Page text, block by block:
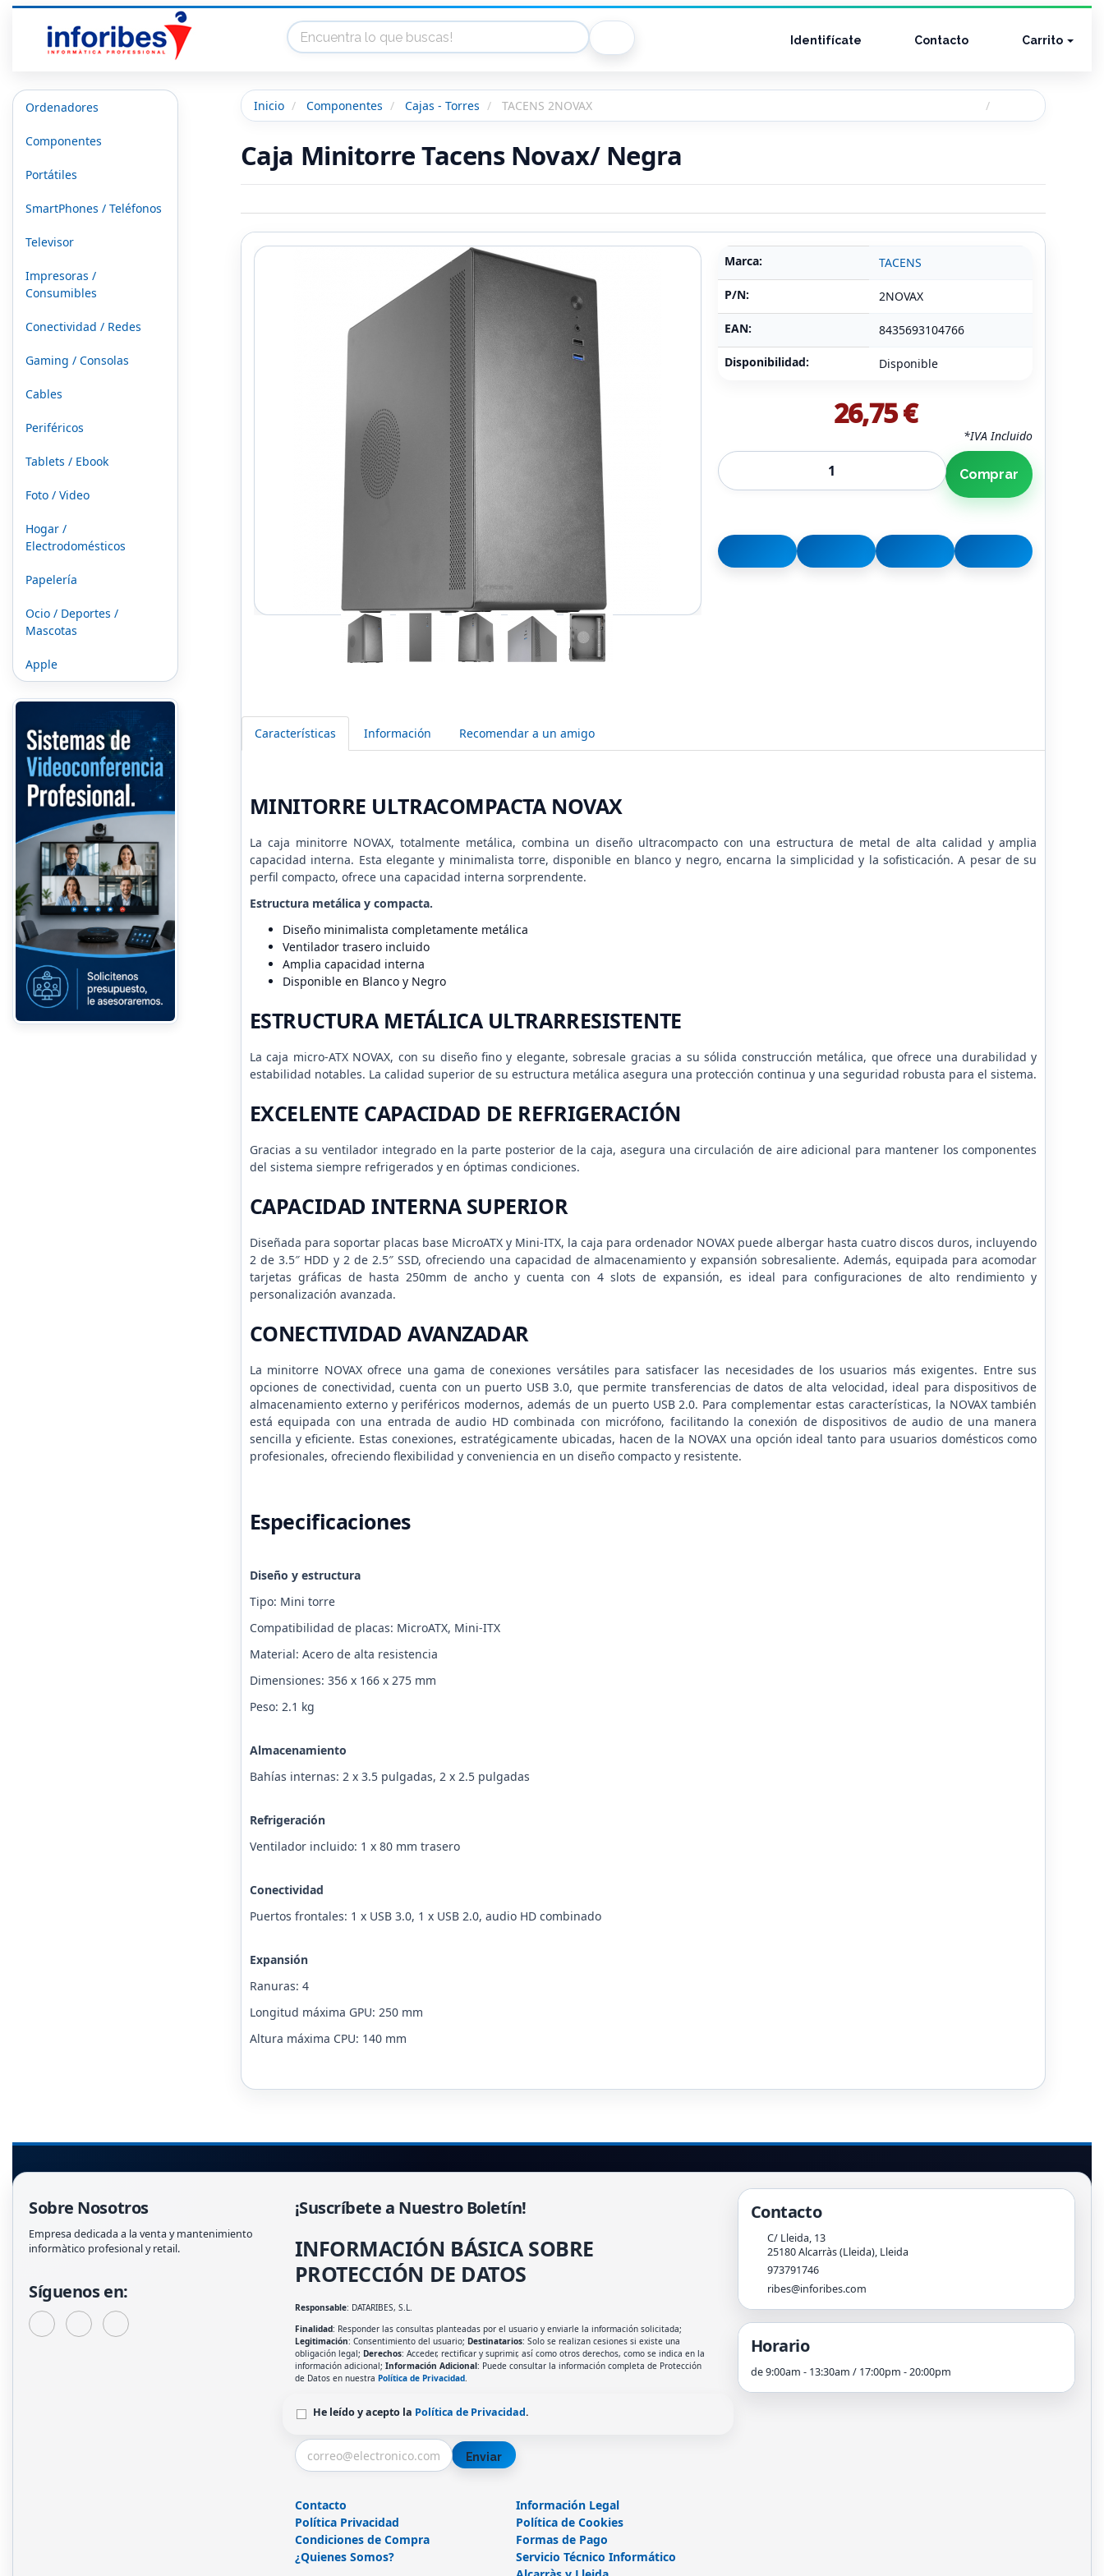
Identifícate Contacto Carrito
Ordenadores
Componentes
Portátiles
SmartPhones / Teléfonos
Televisor
Impresoras /
Consumibles
Conectividad / Redes
Gaming / Consolas
Cables
Periféricos
Tablets / Ebook
Foto / Video
Hogar /
Electrodomésticos
Papelería
Ocio / Deportes /
Mascotas
Apple
Inicio Componentes Cajas - Torres TACENS 2NOVAX
Caja Minitorre Tacens Novax/ Negra
Marca: TACENS
P/N: 2NOVAX
EAN: 8435693104766
Disponibilidad: Disponible
26,75 €
*IVA Incluido
Comprar
Características Información Recomendar a un amigo
MINITORRE ULTRACOMPACTA NOVAX
La caja minitorre NOVAX, totalmente metálica, combina un diseño ultracompacto con una estructura de metal de alta calidad y amplia
capacidad interna. Esta elegante y minimalista torre, disponible en blanco y negro, encarna la simplicidad y la sofisticación. A pesar de su
perfil compacto, ofrece una capacidad interna sorprendente.
Estructura metálica y compacta.
Diseño minimalista completamente metálica
Ventilador trasero incluido
Amplia capacidad interna
Disponible en Blanco y Negro
ESTRUCTURA METÁLICA ULTRARRESISTENTE
La caja micro-ATX NOVAX, con su diseño fino y elegante, sobresale gracias a su sólida construcción metálica, que ofrece una durabilidad y
estabilidad notables. La calidad superior de su estructura metálica asegura una protección continua y una seguridad robusta para el sistema.
EXCELENTE CAPACIDAD DE REFRIGERACIÓN
Gracias a su ventilador integrado en la parte posterior de la caja, asegura una circulación de aire adicional para mantener los componentes
del sistema siempre refrigerados y en óptimas condiciones.
CAPACIDAD INTERNA SUPERIOR
Diseñada para soportar placas base MicroATX y Mini-ITX, la caja para ordenador NOVAX puede albergar hasta cuatro discos duros, incluyendo
2 de 3.5″ HDD y 2 de 2.5″ SSD, ofreciendo una capacidad de almacenamiento y expansión sobresaliente. Además, equipada para acomodar
tarjetas gráficas de hasta 250mm de ancho y cuenta con 4 slots de expansión, es ideal para configuraciones de alto rendimiento y
personalización avanzada.
CONECTIVIDAD AVANZADAR
La minitorre NOVAX ofrece una gama de conexiones versátiles para satisfacer las necesidades de los usuarios más exigentes. Entre sus
opciones de conectividad, cuenta con un puerto USB 3.0, que permite transferencias de datos de alta velocidad, ideal para dispositivos de
almacenamiento externo y periféricos modernos, además de un puerto USB 2.0. Para complementar estas características, la NOVAX también
está equipada con una entrada de audio HD combinada con micrófono, facilitando la conexión de dispositivos de audio de una manera
sencilla y eficiente. Estas conexiones, estratégicamente ubicadas, hacen de la NOVAX una opción ideal tanto para usuarios domésticos como
profesionales, ofreciendo flexibilidad y conveniencia en un diseño compacto y resistente.
Especificaciones
Diseño y estructura
Tipo: Mini torre
Compatibilidad de placas: MicroATX, Mini-ITX
Material: Acero de alta resistencia
Dimensiones: 356 x 166 x 275 mm
Peso: 2.1 kg
Almacenamiento
Bahías internas: 2 x 3.5 pulgadas, 2 x 2.5 pulgadas
Refrigeración
Ventilador incluido: 1 x 80 mm trasero
Conectividad
Puertos frontales: 1 x USB 3.0, 1 x USB 2.0, audio HD combinado
Expansión
Ranuras: 4
Longitud máxima GPU: 250 mm
Altura máxima CPU: 140 mm
Sobre Nosotros
Empresa dedicada a la venta y mantenimiento
informàtico profesional y retail.
Síguenos en:
¡Suscríbete a Nuestro Boletín!
INFORMACIÓN BÁSICA SOBRE
PROTECCIÓN DE DATOS
Responsable: DATARIBES, S.L.
Finalidad: Responder las consultas planteadas por el usuario y enviarle la información solicitada;
Legitimación: Consentimiento del usuario; Destinatarios: Solo se realizan cesiones si existe una
obligación legal; Derechos: Acceder, rectificar y suprimir, así como otros derechos, como se indica en la
información adicional; Información Adicional: Puede consultar la información completa de Protección
de Datos en nuestra Política de Privacidad.
He leído y acepto la Política de Privacidad.
Enviar
Contacto
Información Legal
Política Privacidad
Política de Cookies
Condiciones de Compra
Formas de Pago
¿Quienes Somos?
Servicio Técnico Informático
Contacto
C/ Lleida, 13
25180Alcarràs (Lleida), Lleida
973791746
ribes@inforibes.com
Horario
de 9:00am - 13:30am / 17:00pm - 20:00pm